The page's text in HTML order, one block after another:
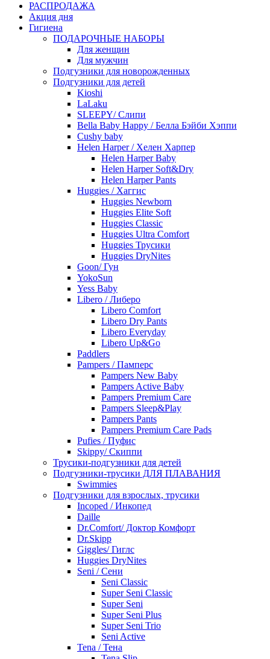
РАСПРОДАЖА
Акция дня
Гигиена
ПОДАРОЧНЫЕ НАБОРЫ
Для женщин
Для мужчин
Подгузники для новорожденных
Подгузники для детей
Kioshi
LaLaku
SLEEPY/ Слипи
Bella Baby Happy / Белла Бэйби Хэппи
Cushy baby
Helen Harper / Хелен Харпер
Helen Harper Baby
Helen Harper Soft&Dry
Helen Harper Pants
Huggies / Хаггис
Huggies Newborn
Huggies Elite Soft
Huggies Classic
Huggies Ultra Comfort
Huggies Трусики
Huggies DryNites
Goon/ Гун
YokoSun
Yess Baby
Libero / Либеро
Libero Comfort
Libero Dry Pants
Libero Everyday
Libero Up&Go
Paddlers
Pampers / Памперс
Pampers New Baby
Pampers Active Baby
Pampers Premium Care
Pampers Sleep&Play
Pampers Pants
Pampers Premium Care Pads
Pufies / Пуфис
Skippy/ Скиппи
Трусики-подгузники для детей
Подгузники-трусики ДЛЯ ПЛАВАНИЯ
Swimmies
Подгузники для взрослых, трусики
Incoped / Инкопед
Daille
Dr.Comfort/ Доктор Комфорт
Dr.Skipp
Giggles/ Гиглс
Huggies DryNites
Seni / Сени
Seni Classic
Super Seni Classic
Super Seni
Super Seni Plus
Super Seni Trio
Seni Active
Tena / Тена